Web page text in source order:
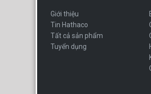
Giới thiệu
Tin Hathaco
Tất cả sản phẩm
Tuyển dụng